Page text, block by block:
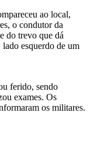
ao local,
o condutor da
do trevo que dá
esquerdo de um
ferido, sendo
exames. Os
os militares.